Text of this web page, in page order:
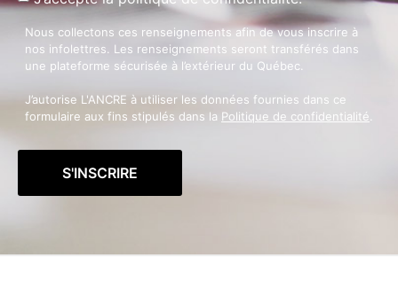
Nous collectons ces renseignements afin de vous inscrire à
nos infolettres. Les renseignements seront transférés dans
une plateforme sécurisée à l’extérieur du Québec.
J’autorise L'ANCRE à utiliser les données fournies dans ce
formulaire aux fins stipulés dans la Politique de confidentialité